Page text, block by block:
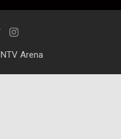
NTV Arena